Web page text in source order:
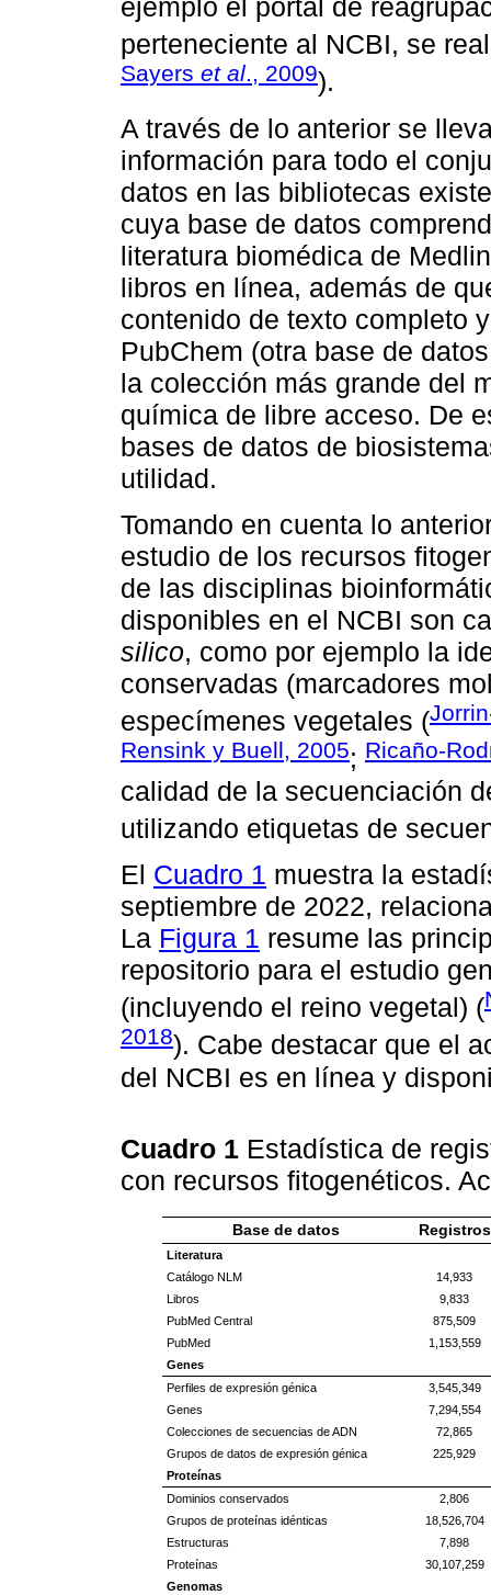
ejemplo el portal de
perteneciente al NCBI, se
Sayers et al., 2009).
A través de lo anterior se
información para todo el
datos en las bibliotecas
cuya base de datos
literatura biomédica de
libros en línea, además de
contenido de texto completo
PubChem (otra base de
la colección más grande del
química de libre acceso. De
bases de datos de
utilidad.
Tomando en cuenta lo
estudio de los recursos
de las disciplinas
disponibles en el NCBI son
silico, como por ejemplo la
conservadas (marcadores
especímenes vegetales (
Rensink y Buell, 2005; Ricaño-
calidad de la secuenciación
utilizando etiquetas de
El Cuadro 1 muestra la
septiembre de 2022,
La Figura 1 resume las
repositorio para el estudio
(incluyendo el reino vegetal) (
2018). Cabe destacar que el
del NCBI es en línea y
Cuadro 1 Estadística de
con recursos fitogenéticos.
Base de datos Registros
Literatura
Catálogo NLM
14,933
Libros
9,833
PubMed Central
875,509
PubMed
1,153,559
Genes
Perfiles de expresión génica
3,545,349
Genes
7,294,554
Colecciones de secuencias de ADN
72,865
Grupos de datos de expresión génica
225,929
Proteínas
Dominios conservados
2,806
Grupos de proteínas idénticas
18,526,704
Estructuras
7,898
Proteínas
30,107,259
Genomas